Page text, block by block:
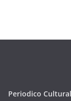
Periodico